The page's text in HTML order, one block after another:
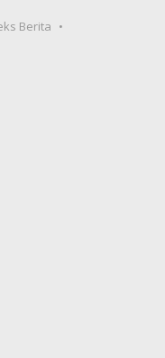
Berita